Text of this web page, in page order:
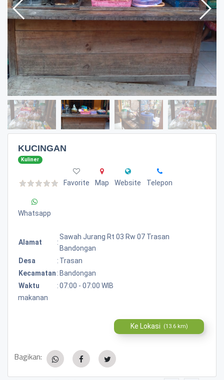
KUCINGAN
Kuliner
Favorite Map Website Telepon
Whatsapp
Alamat :
Sawah Jurang Rt 03 Rw 07 Trasan
Bandongan
Desa
: Trasan
Kecamatan : Bandongan
Waktu
:07:00 - 07:00 WIB
makanan
Ke Lokasi (13.6 km)
Bagikan: